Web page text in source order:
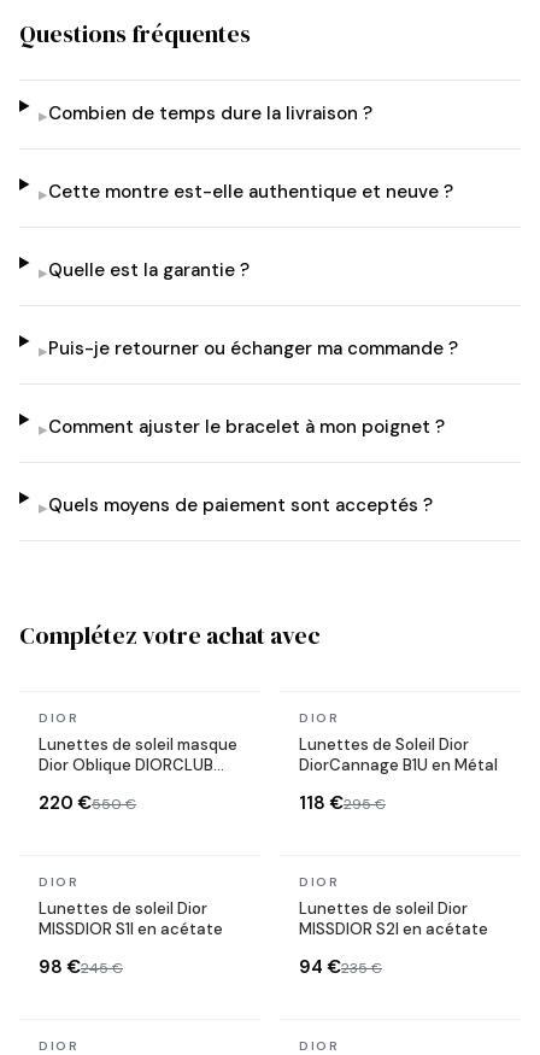
Questions fréquentes
▸Combien de temps dure la livraison ?
▸Cette montre est-elle authentique et neuve ?
▸Quelle est la garantie ?
▸Puis-je retourner ou échanger ma commande ?
▸Comment ajuster le bracelet à mon poignet ?
▸Quels moyens de paiement sont acceptés ?
Complétez votre achat avec
En stock
DIOR
Lunettes de soleil masque
Dior Oblique DIORCLUB
220 €550 €
En stock
DIOR
Lunettes de Soleil Dior
DiorCannage B1U en Métal
118 €295 €
En stock
DIOR
Lunettes de soleil Dior
MISSDIOR S1I en acétate
98 €245 €
En stock
DIOR
Lunettes de soleil Dior
MISSDIOR S2I en acétate
94 €235 €
En stock
DIOR En stock
DIOR